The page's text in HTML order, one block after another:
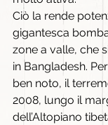
Ciò la rende
gigantesca
zone a valle, che
in Bangladesh.
ben noto, il
2008, lungo il
dell’Altopiano